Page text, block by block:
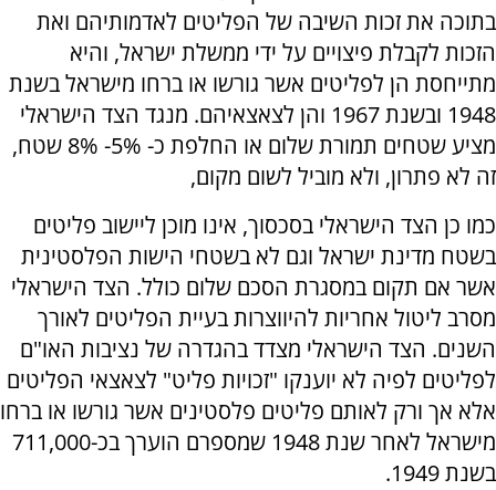
בתוכה את זכות השיבה של הפליטים לאדמותיהם ואת
הזכות לקבלת פיצויים על ידי ממשלת ישראל, והיא
מתייחסת הן לפליטים אשר גורשו או ברחו מישראל בשנת
1948 ובשנת 1967 והן לצאצאיהם. מנגד הצד הישראלי
מציע שטחים תמורת שלום או החלפת כ- 5%- 8% שטח,
זה לא פתרון, ולא מוביל לשום מקום,
כמו כן הצד הישראלי בסכסוך, אינו מוכן ליישוב פליטים
בשטח מדינת ישראל וגם לא בשטחי הישות הפלסטינית
אשר אם תקום במסגרת הסכם שלום כולל. הצד הישראלי
מסרב ליטול אחריות להיווצרות בעיית הפליטים לאורך
השנים. הצד הישראלי מצדד בהגדרה של נציבות האו"ם
לפליטים לפיה לא יוענקו "זכויות פליט" לצאצאי הפליטים
אלא אך ורק לאותם פליטים פלסטינים אשר גורשו או ברחו
מישראל לאחר שנת 1948 שמספרם הוערך בכ-711,000
בשנת 1949.